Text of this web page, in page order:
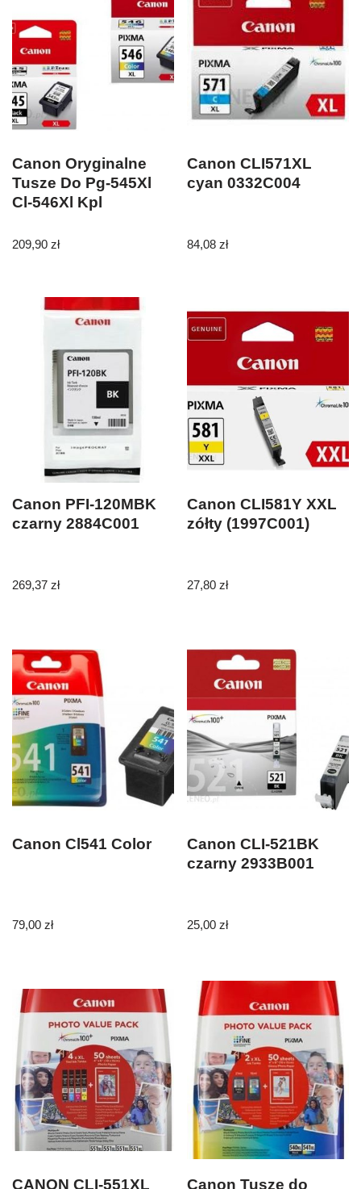
Canon Oryginalne
Tusze Do Pg-545Xl
Cl-546Xl Kpl
209,90 zł
Canon CLI571XL
cyan 0332C004
84,08zł
Canon PFI-120MBK
czarny 2884C001
269,37 zł
Canon CLI581Y XXL
zółty (1997C001)
27,80zł
Canon Cl541 Color
79,00 zł
Canon CLI-521BK
czarny 2933B001
25,00zł
CANON CLI-551XL Canon Tusze do